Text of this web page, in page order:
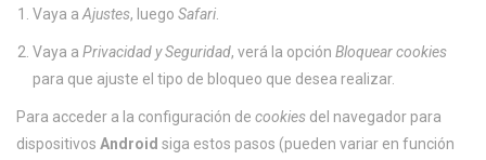
Vaya a Ajustes, luego Safari
Vaya a Privacidad y Seguridad, verá la opción Bloquear cookies
para que ajuste el tipo de bloqueo que desea realizar.
Para acceder a la configuración de cookies del navegador para
dispositivos Android siga estos pasos (pueden variar en función